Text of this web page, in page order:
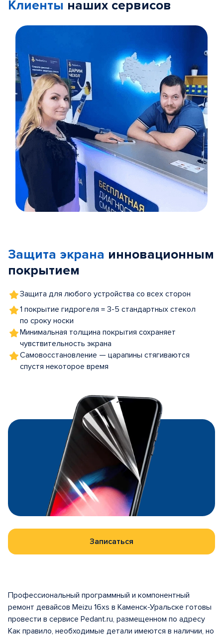
Клиенты наших сервисов
5
Защита экрана инновационным
покрытием
Защита для любого устройства со всех сторон
1 покрытие гидрогеля = 3-5 стандартных стекол
по сроку носки
Минимальная толщина покрытия сохраняет
чувствительность экрана
Самовосстановление — царапины стягиваются
спустя некоторое время
Записаться
Профессиональный программный и компонентный
ремонт девайсов Meizu 16xs в Каменск-Уральске готовы
провести в сервисе Pedant.ru, размещенном по адресу
Как правило, необходимые детали имеются в наличии, но